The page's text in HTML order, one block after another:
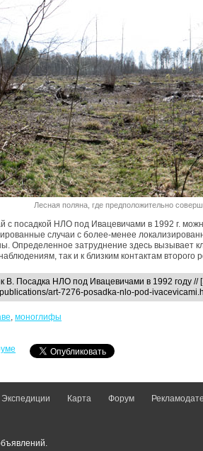
Лесная поляна, где предположительно
с посадкой НЛО под Ивацевичами в 1992 г.
случаи с более-менее
Определенное затруднение здесь вызывает
так и к близким контактам второго
В. Посадка НЛО под Ивацевичами в 1992 году
art-7276-posadka-nlo-pod-
, моноглифы
Экспедиции Карта Форум